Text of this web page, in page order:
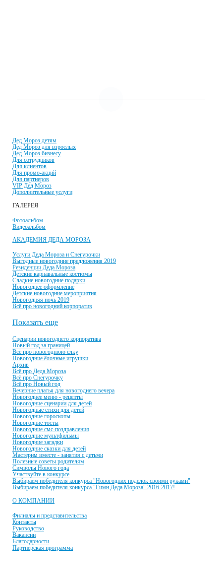
Дед Мороз детям
Дед Мороз для взрослых
Дед Мороз бизнесу
Для сотрудников
Для клиентов
Для промо-акций
Для партнеров
VIP Дед Мороз
Дополнительные услуги
ГАЛЕРЕЯ
Фотоальбом
Видеоальбом
АКАДЕМИЯ ДЕДА МОРОЗА
Услуги Деда Мороза и Снегурочки
Выгодные новогодние предложения 2019
Резиденции Деда Мороза
Детские карнавальные костюмы
Сладкие новогодние подарки
Новогоднее оформление
Детские новогодние мероприятия
Новогодняя ночь 2019
Всё про новогодний корпоратив
Показать еще
Сценарии новогоднего корпоратива
Новый год за границей
Всё про новогоднюю ёлку
Новогодние ёлочные игрушки
Архив
Всё про Деда Мороза
Всё про Снегурочку
Всё про Новый год
Вечерние платья для новогоднего вечера
Новогоднее меню - рецепты
Новогодние сценарии для детей
Новогодные стихи для детей
Новогодние гороскопы
Новогодние тосты
Новогодние смс-поздравления
Новогодние мультфильмы
Новогодние загадки
Новогодние сказки для детей
Мастерим вместе - занятия с детьми
Полезные советы родителям
Символы Нового года
Участвуйте в конкурсе
Выбираем победителя конкурса "Новогодних поделок своими руками"
Выбираем победителя конкурса "Гимн Деда Мороза" 2016-2017!
О КОМПАНИИ
Филиалы и представительства
Контакты
Руководство
Вакансии
Благодарности
Партнерская программа